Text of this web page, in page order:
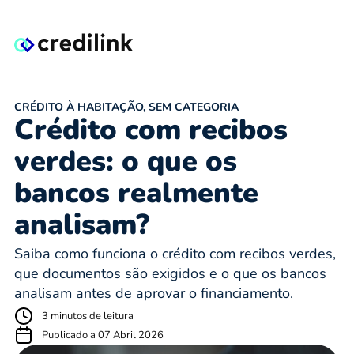
CRÉDITO À HABITAÇÃO, SEM CATEGORIA
Crédito com recibos
verdes: o que os
bancos realmente
analisam?
Saiba como funciona o crédito com recibos verdes,
que documentos são exigidos e o que os bancos
analisam antes de aprovar o financiamento.
3 minutos de leitura
Publicado a 07 Abril 2026